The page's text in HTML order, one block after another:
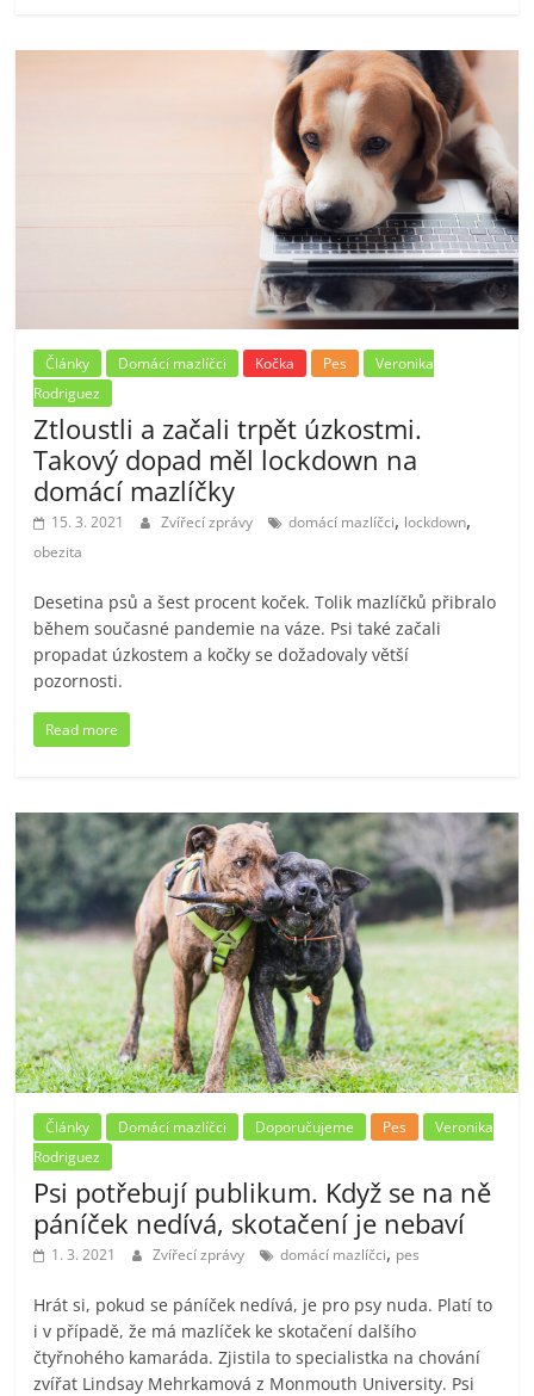
Články Domácí mazlíčci Kočka Pes
Veronika
Rodriguez
Ztloustli a začali trpět úzkostmi.
Takový dopad měl lockdown na
domácí mazlíčky
15. 3. 2021 Zvířecí zprávy domácí mazlíčci, lockdown,
obezita
Desetina psů a šest procent koček. Tolik mazlíčků přibralo
během současné pandemie na váze. Psi také začali
propadat úzkostem a kočky se dožadovaly větší
pozornosti.
Read more
Články Domácí mazlíčci Doporučujeme Pes
Veronika
Rodriguez
Psi potřebují publikum. Když se na ně
páníček nedívá, skotačení je nebaví
1. 3. 2021 Zvířecí zprávy domácí mazlíčci, pes
Hrát si, pokud se páníček nedívá, je pro psy nuda. Platí to
i v případě, že má mazlíček ke skotačení dalšího
čtyřnohého kamaráda. Zjistila to specialistka na chování
zvířat Lindsay Mehrkamová z Monmouth University. Psi